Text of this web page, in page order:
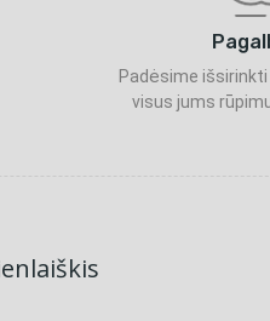
Padėsime
visus jums